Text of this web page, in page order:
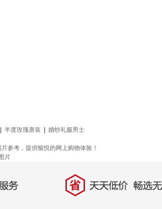
半度玫瑰唐装
婚纱礼服男士
参考，提供愉悦的网上购物体验！
图片
省 天天低价，畅选无忧